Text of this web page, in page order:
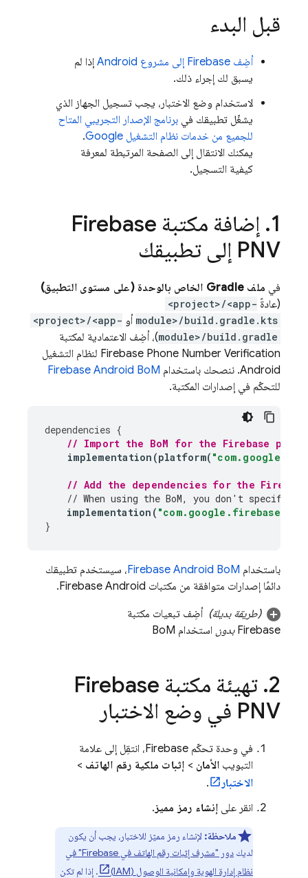
قبل البدء
أضِف Firebase إلى مشروع Android
إذا لم
يسبق لك إجراء ذلك.
لاستخدام وضع الاختبار، يجب تسجيل الجهاز الذي
يشغّل تطبيقك في برنامج الإصدار التجريبي المتاح
للجميع من خدمات نظام التشغيل Google
.
يمكنك الانتقال إلى الصفحة المرتبطة لمعرفة
كيفية التسجيل.
1
. إضافة مكتبة Firebase
PNV إلى تطبيقك
في ملف Gradle الخاص بالوحدة (على مستوى التطبيق)
(عادةً <project>/<app-
module>/build.gradle.kts أو <project>/<app-
module>/build.gradle)، أضِف الاعتمادية لمكتبة
Firebase Phone Number Verification لنظام التشغيل
Android. ننصحك باستخدام
Firebase Android BoM
للتحكّم في إصدارات المكتبة.
dependencies {
// Import the BoM for the Firebase
implementation (platform(
// Add the dependencies for the
// When using the BoM, you don't specify
implementation (
}
باستخدام Firebase Android BoM، سيستخدم تطبيقك
دائمًا إصدارات متوافقة من مكتبات Firebase Android.
(طريقة بديلة) أضِف تبعيات مكتبة
Firebase بدون استخدام BoM
2
. تهيئة مكتبة Firebase
PNV في وضع الاختبار
في وحدة تحكّم Firebase، انتقِل إلى علامة
التبويب الأمان > إثبات ملكية رقم الهاتف >
الاختبار
.
انقر على إنشاء رمز مميز.
ملاحظة: لإنشاء رمز مميّز للاختبار، يجب أن يكون
لديك
دور "مشرف إثبات رقم الهاتف في Firebase" في
نظام إدارة الهوية وإمكانية الوصول (IAM)
. إذا لم تكن